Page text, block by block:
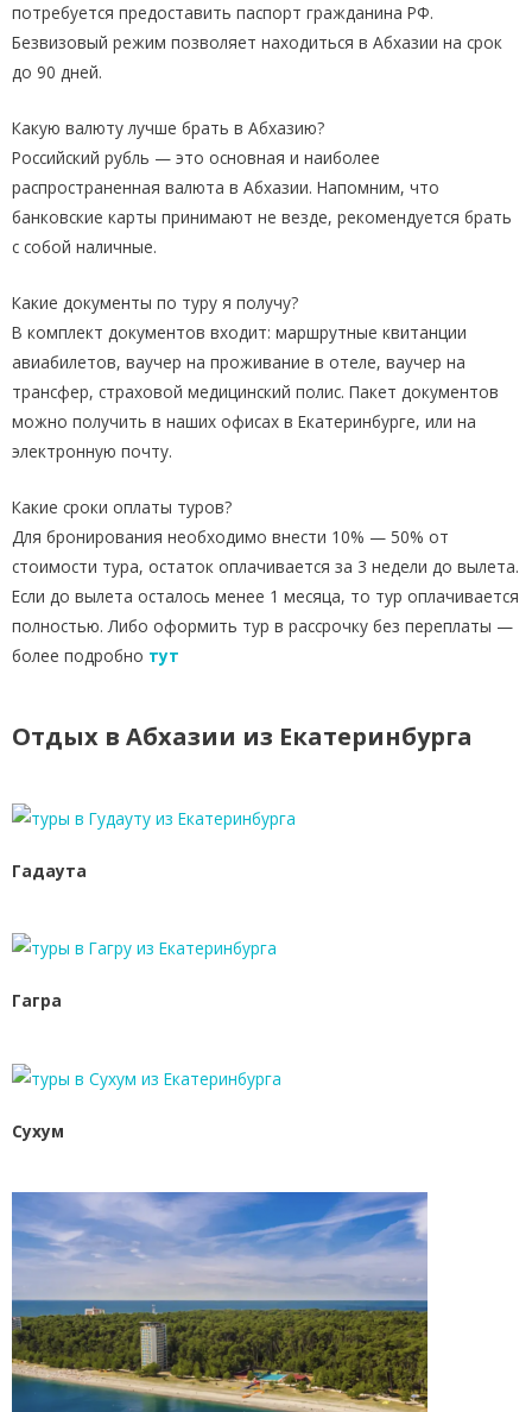
потребуется предоставить паспорт гражданина РФ.
Безвизовый режим позволяет находиться в Абхазии на срок
до 90 дней.
Какую валюту лучше брать в Абхазию?
Российский рубль — это основная и наиболее
распространенная валюта в Абхазии. Напомним, что
банковские карты принимают не везде, рекомендуется брать
с собой наличные.
Какие документы по туру я получу?
В комплект документов входит: маршрутные квитанции
авиабилетов, ваучер на проживание в отеле, ваучер на
трансфер, страховой медицинский полис. Пакет документов
можно получить в наших офисах в Екатеринбурге, или на
электронную почту.
Какие сроки оплаты туров?
Для бронирования необходимо внести 10% — 50% от
стоимости тура, остаток оплачивается за 3 недели до вылета.
Если до вылета осталось менее 1 месяца, то тур оплачивается
полностью. Либо оформить тур в рассрочку без переплаты —
более подробно тут
Отдых в Абхазии из Екатеринбурга
Гадаута
Гагра
Сухум